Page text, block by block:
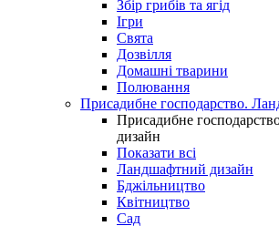
Збір грибів та ягід
Ігри
Свята
Дозвілля
Домашні тварини
Полювання
Присадибне господарство.
Присадибне
дизайн
Показати всі
Ландшафтний дизайн
Бджільництво
Квітництво
Сад